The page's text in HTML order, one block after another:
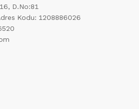
D.No:81
Kodu: 1208886026